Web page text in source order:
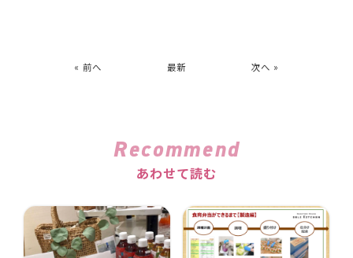
« 前へ 最新 次へ »
Recommend
あわせて読む